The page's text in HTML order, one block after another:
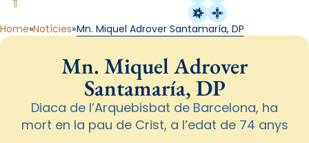
Radio Estel
Catalunya
Home Notícies Mn. Miquel Adrover Santamaría, DP
Mn. Miquel Adrover
Santamaría, DP
Diaca de l’Arquebisbat de Barcelona, ha
mort en la pau de Crist, a l’edat de 74 anys